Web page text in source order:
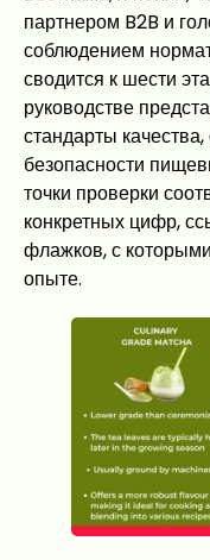
партнером B2B и
соблюдением
сводится к шести
руководстве
стандарты
безопасности
точки проверки
конкретных цифр,
флажков, с
опыте.